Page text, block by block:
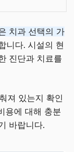
치과 선택의 가
니다. 시설의 현
진단과 치료를
져 있는지 확인
용에 대해 충분
바랍니다.